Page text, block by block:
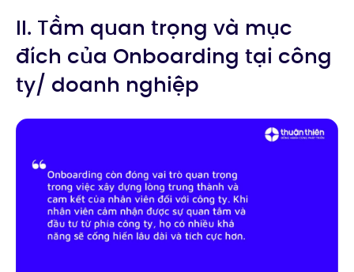
II. Tầm quan trọng và mục
đích của Onboarding tại công
ty/ doanh nghiệp